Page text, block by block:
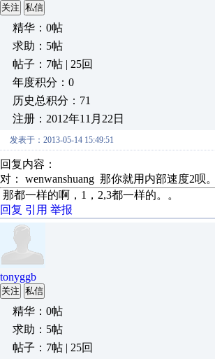
关注 私信
精华：0帖
求助：5帖
帖子：7帖 | 25回
年度积分：0
历史总积分：71
注册：2012年11月22日
发表于：2013-05-14 15:49:51
回复内容：
对： wenwanshuang 那你就用内部速度2呗。
那都一样的啊，1，2,3都一样的。。
回复 引用 举报
tonyggb
关注 私信
精华：0帖
求助：5帖
帖子：7帖 | 25回